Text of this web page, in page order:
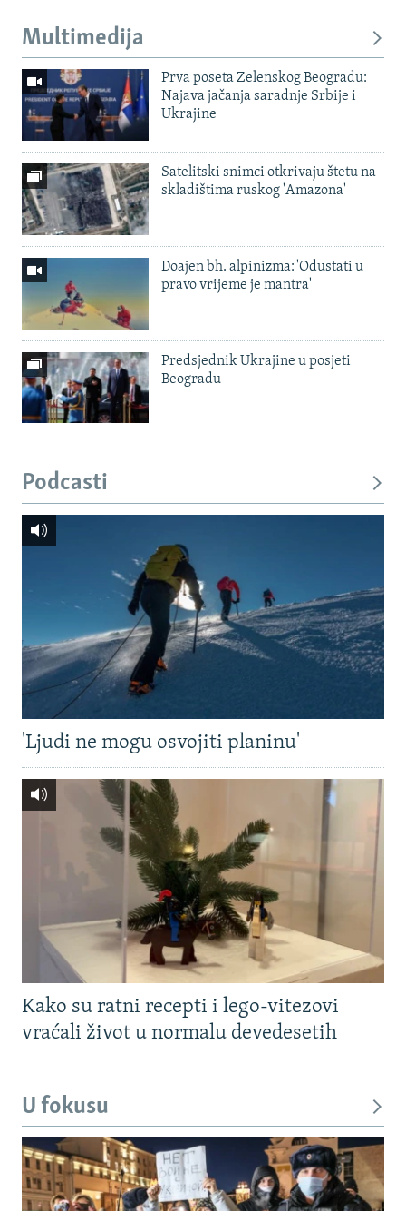
Multimedija
Prva poseta Zelenskog Beogradu:
Najava jačanja saradnje Srbije i
Ukrajine
Satelitski snimci otkrivaju štetu na
skladištima ruskog 'Amazona'
Doajen bh. alpinizma: 'Odustati u
pravo vrijeme je mantra'
Predsjednik Ukrajine u posjeti
Beogradu
Podcasti
'Ljudi ne mogu osvojiti planinu'
Kako su ratni recepti i lego-vitezovi
vraćali život u normalu devedesetih
U fokusu